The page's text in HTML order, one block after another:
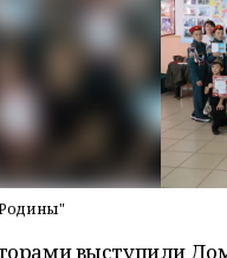
выступили